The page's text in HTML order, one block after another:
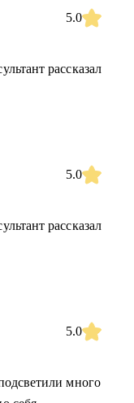
5.0
рассказал
5.0
рассказал
5.0
много